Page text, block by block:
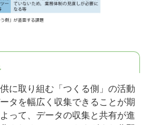
に取り組む「つくる側」の活動
タを幅広く収集できることが期
って、データの収集と共有が進